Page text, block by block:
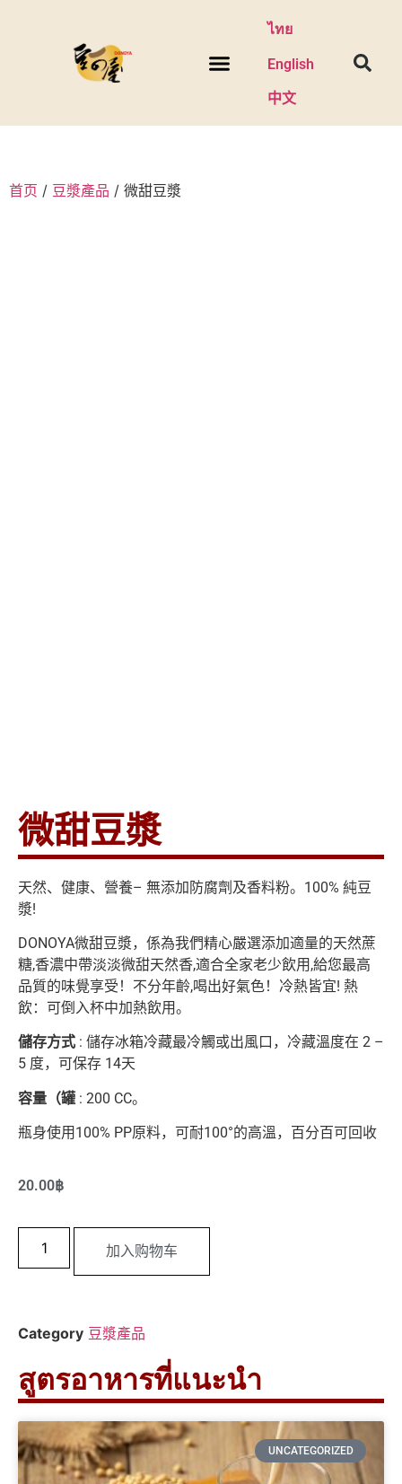
ไทย
English
中文
首页 / 豆漿產品 / 微甜豆漿
微甜豆漿
天然、健康、營養– 無添加防腐劑及香料粉。100% 純豆
漿!
DONOYA微甜豆漿，係為我們精心嚴選添加適量的天然蔗
糖,香濃中帶淡淡微甜天然香,適合全家老少飲用,給您最高
品質的味覺享受！不分年齡,喝出好氣色！冷熱皆宜! 熱
飲：可倒入杯中加熱飲用。
儲存方式 : 儲存冰箱冷藏最冷觸或出風口，冷藏溫度在 2 –
5 度，可保存 14天
容量（罐 : 200 CC。
瓶身使用100% PP原料，可耐100°的高溫，百分百可回收
20.00฿
加入购物车
Category 豆漿產品
สูตรอาหารที่แนะนำ
UNCATEGORIZED